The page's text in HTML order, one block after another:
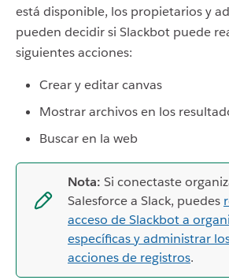
está disponible, los propietarios y
pueden decidir si Slackbot puede
siguientes acciones:
Crear y editar canvas
Mostrar archivos en los
Buscar en la web
Nota: Si conectaste
Salesforce a Slack, puedes
acceso de Slackbot a
específicas y administrar
acciones de registros.